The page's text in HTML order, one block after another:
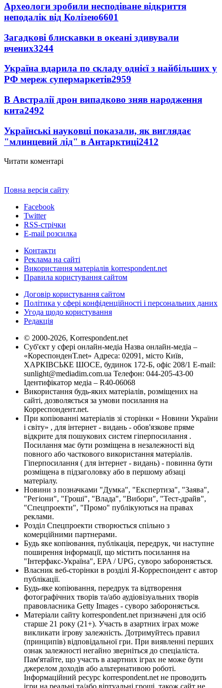
Археологи зробили несподіване відкриття
неподалік від Колізею6601
Загадкові блискавки в океані здивували
вчених3244
Україна вдарила по складу однієї з найбільших у
РФ мереж супермаркетів2959
В Австралії дрон випадково зняв народження
кита2492
Українські науковці показали, як виглядає
"млинцевий лід" в Антарктиці2412
Читати коментарі
Повна версія сайту
Facebook
Twitter
RSS-стрічки
E-mail розсилка
Контакти
Реклама на сайті
Використання матеріалів korrespondent.net
Правила користування сайтом
Договір користування сайтом
Політика у сфері конфіденційності і персональних даних
Угода щодо користування
Редакція
© 2000-2026, Korrespondent.net
Суб'єкт у сфері онлайн-медіа Назва онлайн-медіа –
«КореспонденТ.net» Адреса: 02091, місто Київ,
ХАРКІВСЬКЕ ШОСЕ, будинок 172-Б, офіс 208/1 E-mail:
sunlight@mediadim.com.ua Телефон: 044-205-43-00
Ідентифікатор медіа – R40-06068
Використання будь-яких матеріалів, розміщених на
сайті, дозволяється за умови посилання на
Корреспондент.net.
При копіюванні матеріалів зі сторінки « Новини України
і світу» , для інтернет - видань - обов'язкове пряме
відкрите для пошукових систем гіперпосилання .
Посилання має бути розміщена в незалежності від
повного або часткового використання матеріалів.
Гіперпосилання ( для інтернет - видань) - повинна бути
розміщена в підзаголовку або в першому абзаці
матеріалу.
Новини з позначками "Думка", "Експертиза", "Заява",
"Регіони", "Гроші", "Влада", "Вибори", "Тест-драйв",
"Спецпроекти", "Промо" публікуються на правах
реклами.
Розділ Спецпроекти створюється спільно з
комерційними партнерами.
Будь яке копіювання, публікація, передрук, чи наступне
поширення інформації, що містить посилання на
"Інтерфакс-Україна", EPA / UPG, суворо забороняється.
Власник веб-сторінки в розділі Я-Корреспондент є автор
публікації.
Будь-яке копіювання, передрук та відтворення
фотографічних творів та/або аудіовізуальних творів
правовласника Getty Images - суворо забороняється.
Матеріали сайту korrespondent.net призначені для осіб
старше 21 року (21+). Участь в азартних іграх може
викликати ігрову залежність. Дотримуйтесь правил
(принципів) відповідальної гри. При виявленні перших
ознак залежності негайно зверніться до спеціаліста.
Пам'ятайте, що участь в азартних іграх не може бути
джерелом доходів або альтернативою роботі.
Інформаційний ресурс korrespondent.net не проводить
ігри на реальні та/або віртуальні гроші, також сайт не